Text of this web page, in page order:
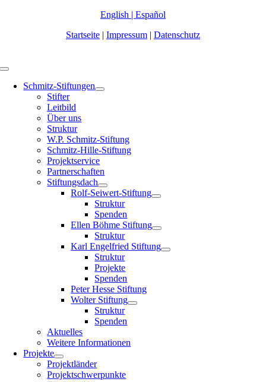
English | Español
Startseite | Impressum | Datenschutz
Toggle
NavigationSchmitz-Stiftungen
Stifter
Leitbild
Über uns
Struktur
W.P. Schmitz-Stiftung
Schmitz-Hille-Stiftung
Projektservice
Partnerschaften
Stiftungsdach
Rolf-Seiwert-Stiftung
Struktur
Spenden
Ellen Böhme Stiftung
Struktur
Karl Engelfried Stiftung
Struktur
Projekte
Spenden
Peter Hesse Stiftung
Wolter Stiftung
Struktur
Spenden
Aktuelles
Weitere Informationen
Projekte
Projektländer
Projektschwerpunkte